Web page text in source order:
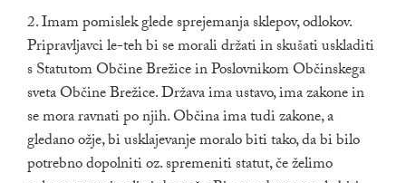
2. Imam pomislek glede sprejemanja sklepov, odlokov.
Pripravljavci le-teh bi se morali držati in skušati uskladiti
s Statutom Občine Brežice in Poslovnikom Občinskega
sveta Občine Brežice. Država ima ustavo, ima zakone in
se mora ravnati po njih. Občina ima tudi zakone, a
gledano ožje, bi usklajevanje moralo biti tako, da bi bilo
potrebno dopolniti oz. spremeniti statut, če želimo